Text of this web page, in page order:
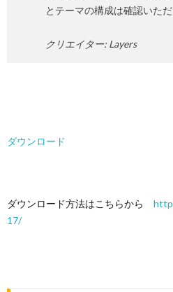
とテーマの構成は確認いただ
クリエイター: Layers
ダウンロード
ダウンロード方法はこちらから
17/